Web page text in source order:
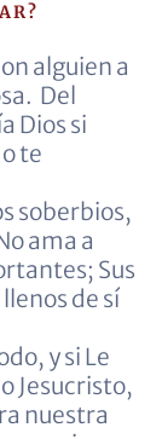
alguien a
Del
Dios si
te
soberbios,
ama a
Sus
de sí
y si Le
Jesucristo,
nuestra